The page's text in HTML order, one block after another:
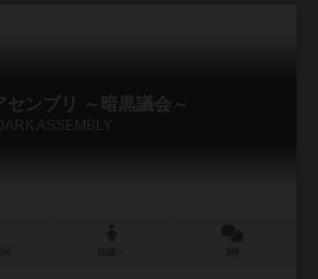
センブリ ～暗黒議会～
ASSEMBLY